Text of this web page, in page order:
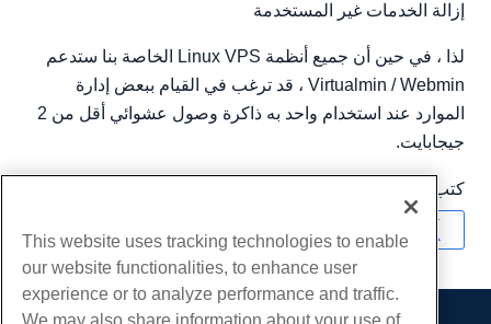
إزالة الخدمات غير المستخدمة
لذا ، في حين أن جميع أنظمة Linux VPS الخاصة بنا ستدعم
Virtualmin / Webmin ، قد ترغب في القيام ببعض إدارة
الموارد عند استخدام واحد به ذاكرة وصول عشوائي أقل من 2
جيجابايت.
كتب بواسطة
This website uses tracking technologies to enable
our website functionalities, to enhance user
experience or to analyze performance and traffic.